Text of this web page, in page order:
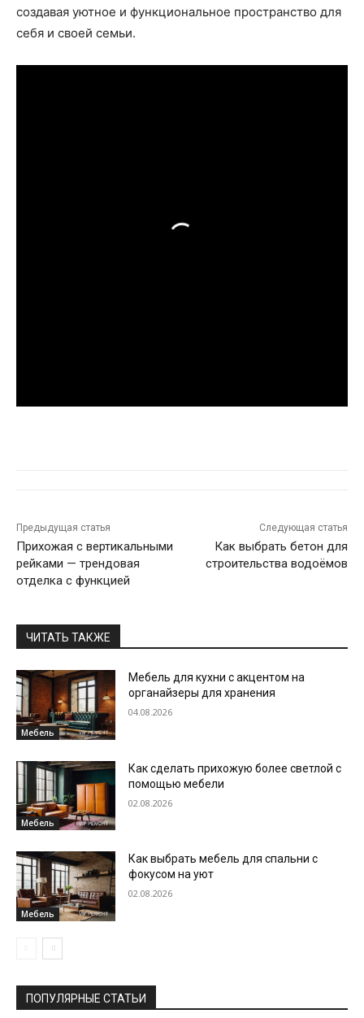
создавая уютное и функциональное пространство для
себя и своей семьи.
Предыдущая статья
Прихожая с вертикальными
рейками — трендовая
отделка с функцией
Следующая статья
Как выбрать бетон для
строительства водоёмов
ЧИТАТЬ ТАКЖЕ
Мебель
Мебель для кухни с акцентом на
органайзеры для хранения
04.08.2026
Мебель
Как сделать прихожую более светлой с
помощью мебели
02.08.2026
Мебель
Как выбрать мебель для спальни с
фокусом на уют
02.08.2026
ПОПУЛЯРНЫЕ СТАТЬИ